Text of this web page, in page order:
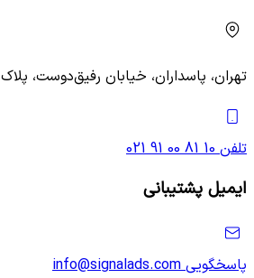
تهران، پاسداران، خیابان رفیق‌دوست، پلاک ۴۲، ساختمان سیگنال
تلفن 021 91 00 81 10
ایمیل پشتیبانی
پاسخگویی info@signalads.com